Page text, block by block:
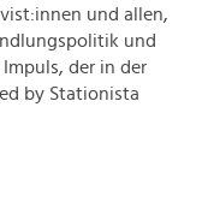
und allen,
und
der in der
by Stationista